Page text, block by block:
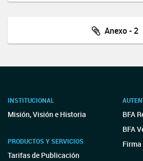
Anexo - 2
INSTITUCIONAL
Misión, Visión e Historia
PRODUCTOS Y SERVICIOS
Tarifas de Publicación
BFA
BFA